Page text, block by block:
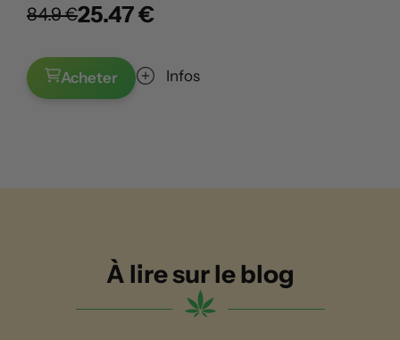
84.9 €25.47 €
Acheter Infos
À lire sur le blog